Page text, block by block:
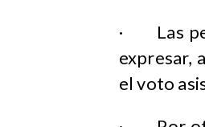
· Las
expresar,
el voto